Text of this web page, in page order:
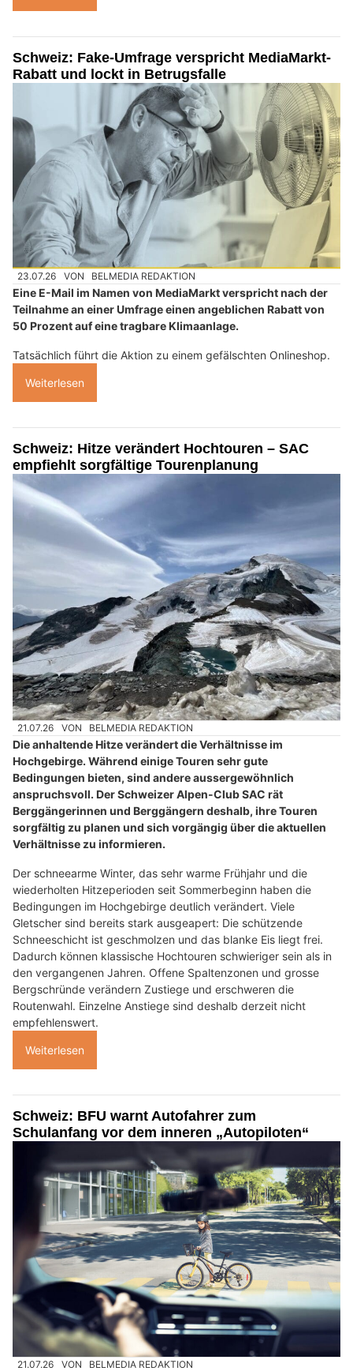
Schweiz: Fake-Umfrage verspricht MediaMarkt-
Rabatt und lockt in Betrugsfalle
23.07.26 VON BELMEDIA REDAKTION
Eine E-Mail im Namen von MediaMarkt verspricht nach der
Teilnahme an einer Umfrage einen angeblichen Rabatt von
50 Prozent auf eine tragbare Klimaanlage.
Tatsächlich führt die Aktion zu einem gefälschten Onlineshop.
Weiterlesen
Schweiz: Hitze verändert Hochtouren – SAC
empfiehlt sorgfältige Tourenplanung
21.07.26 VON BELMEDIA REDAKTION
Die anhaltende Hitze verändert die Verhältnisse im
Hochgebirge. Während einige Touren sehr gute
Bedingungen bieten, sind andere aussergewöhnlich
anspruchsvoll. Der Schweizer Alpen-Club SAC rät
Berggängerinnen und Berggängern deshalb, ihre Touren
sorgfältig zu planen und sich vorgängig über die aktuellen
Verhältnisse zu informieren.
Der schneearme Winter, das sehr warme Frühjahr und die
wiederholten Hitzeperioden seit Sommerbeginn haben die
Bedingungen im Hochgebirge deutlich verändert. Viele
Gletscher sind bereits stark ausgeapert: Die schützende
Schneeschicht ist geschmolzen und das blanke Eis liegt frei.
Dadurch können klassische Hochtouren schwieriger sein als in
den vergangenen Jahren. Offene Spaltenzonen und grosse
Bergschründe verändern Zustiege und erschweren die
Routenwahl. Einzelne Anstiege sind deshalb derzeit nicht
empfehlenswert.
Weiterlesen
Schweiz: BFU warnt Autofahrer zum
Schulanfang vor dem inneren „Autopiloten“
21.07.26 VON BELMEDIA REDAKTION